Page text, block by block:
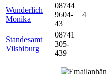
Wunderlich
Monika
08744
9604-
43
4
Standesamt
Vilsbiburg
08741
305-
439